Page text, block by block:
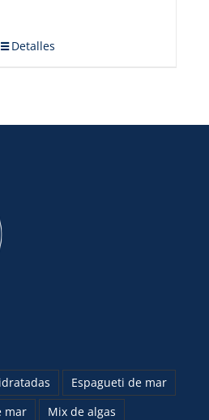
Detalles
Espagueti de mar
mar
Mix de algas